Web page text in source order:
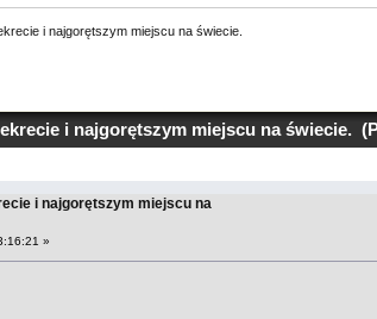
i najgorętszym miejscu na świecie.
i najgorętszym miejscu na świecie.
i najgorętszym miejscu na
»